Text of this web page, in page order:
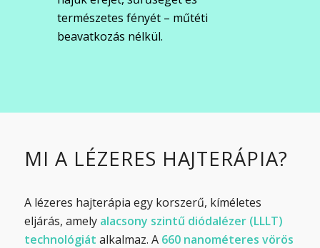
természetes fényét – műtéti
beavatkozás nélkül.
MI A LÉZERES HAJTERÁPIA?
A lézeres hajterápia egy korszerű, kíméletes
eljárás, amely alacsony szintű diódalézer (LLLT)
technológiát alkalmaz. A 660 nanométeres vörös